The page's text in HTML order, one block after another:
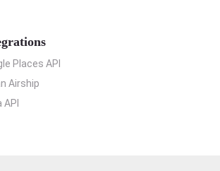
Places API
Airship
API